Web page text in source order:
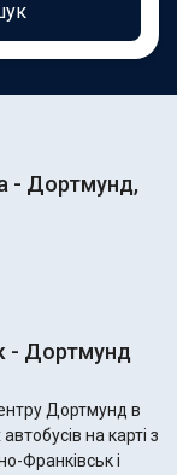
- Дортмунд,
- Дортмунд
Дортмунд в
на карті з
Франківськ і